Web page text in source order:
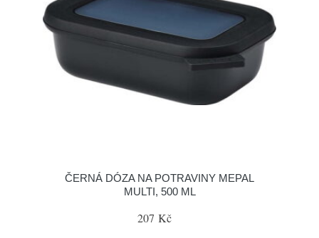
ČERNÁ DÓZA NA POTRAVINY MEPAL
MULTI, 500 ML
207 Kč